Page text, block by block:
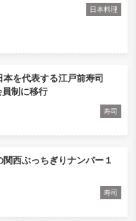
日本料理
本を代表する江戸前寿司
制に移行
寿司
関西ぶっちぎりナンバー１
寿司